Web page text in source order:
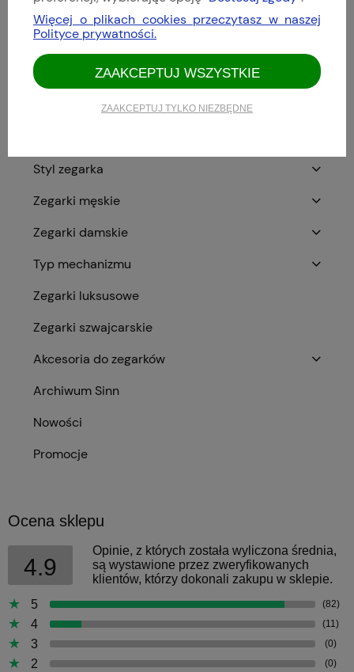
Hirsch
Vesuviate
Viribus Unitis
Styl zegarka
Zegarki męskie
Zegarki damskie
Typ mechanizmu
Zegarki luksusowe
Zegarki szwajcarskie
Akcesoria do zegarków
Archiwum Sinn
Nowości
Promocje
Ocena sklepu
4.9
Opinie, z których została wyliczona średnia,
są wystawione przez zweryfikowanych
klientów, którzy dokonali zakupu w sklepie.
5
(82)
4 (11)
3 (0)
2 (0)
Więcej o plikach cookies przeczytasz w naszej
Polityce prywatności.
ZAAKCEPTUJ TYLKO NIEZBĘDNE
ZAAKCEPTUJ WSZYSTKIE